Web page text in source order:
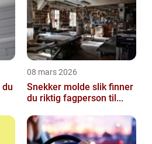
08 mars 2026
Snekker molde slik finner
du riktig fagperson til...